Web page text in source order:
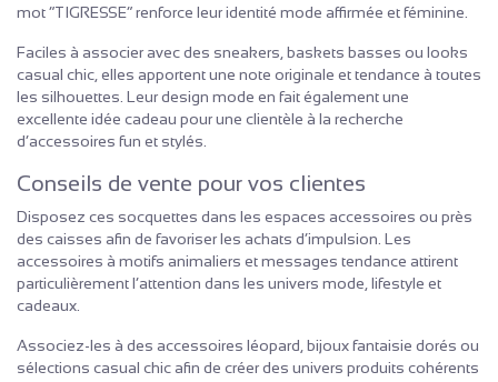
mot “TIGRESSE” renforce leur identité mode affirmée et féminine.
Faciles à associer avec des sneakers, baskets basses ou looks
casual chic, elles apportent une note originale et tendance à toutes
les silhouettes. Leur design mode en fait également une
excellente idée cadeau pour une clientèle à la recherche
d’accessoires fun et stylés.
Conseils de vente pour vos clientes
Disposez ces socquettes dans les espaces accessoires ou près
des caisses afin de favoriser les achats d’impulsion. Les
accessoires à motifs animaliers et messages tendance attirent
particulièrement l’attention dans les univers mode, lifestyle et
cadeaux.
Associez-les à des accessoires léopard, bijoux fantaisie dorés ou
sélections casual chic afin de créer des univers produits cohérents